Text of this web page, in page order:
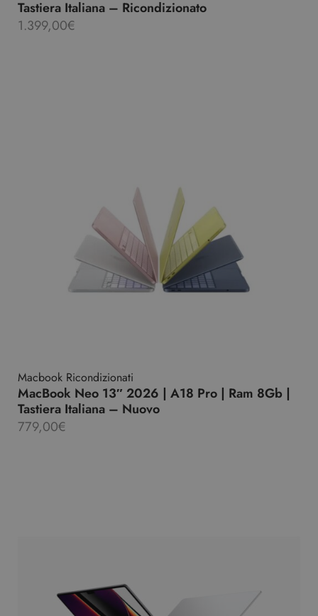
Tastiera Italiana – Ricondizionato
1.399,00€
Macbook Ricondizionati
MacBook Neo 13″ 2026 | A18 Pro | Ram 8Gb |
Tastiera Italiana – Nuovo
779,00€